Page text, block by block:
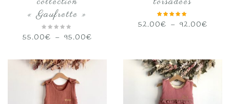
« Gaufrette »
55.00€ – 95.00€
prix :
52.00€ – 92.00€
à